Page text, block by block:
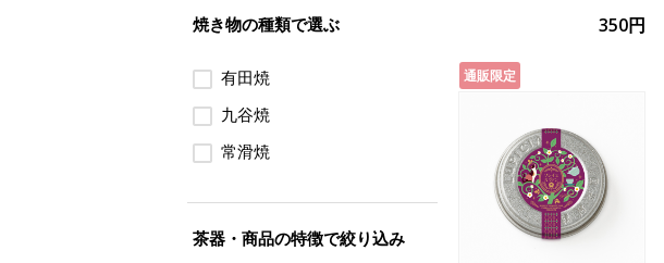
350円
通販限定
焼き物の種類で選ぶ
有田焼
九谷焼
常滑焼
茶器・商品の特徴で絞り込み